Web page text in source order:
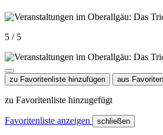
5 / 5
zu Favoritenliste hinzufügen aus
zu Favoritenliste hinzugefügt
Favoritenliste anzeigen schließen